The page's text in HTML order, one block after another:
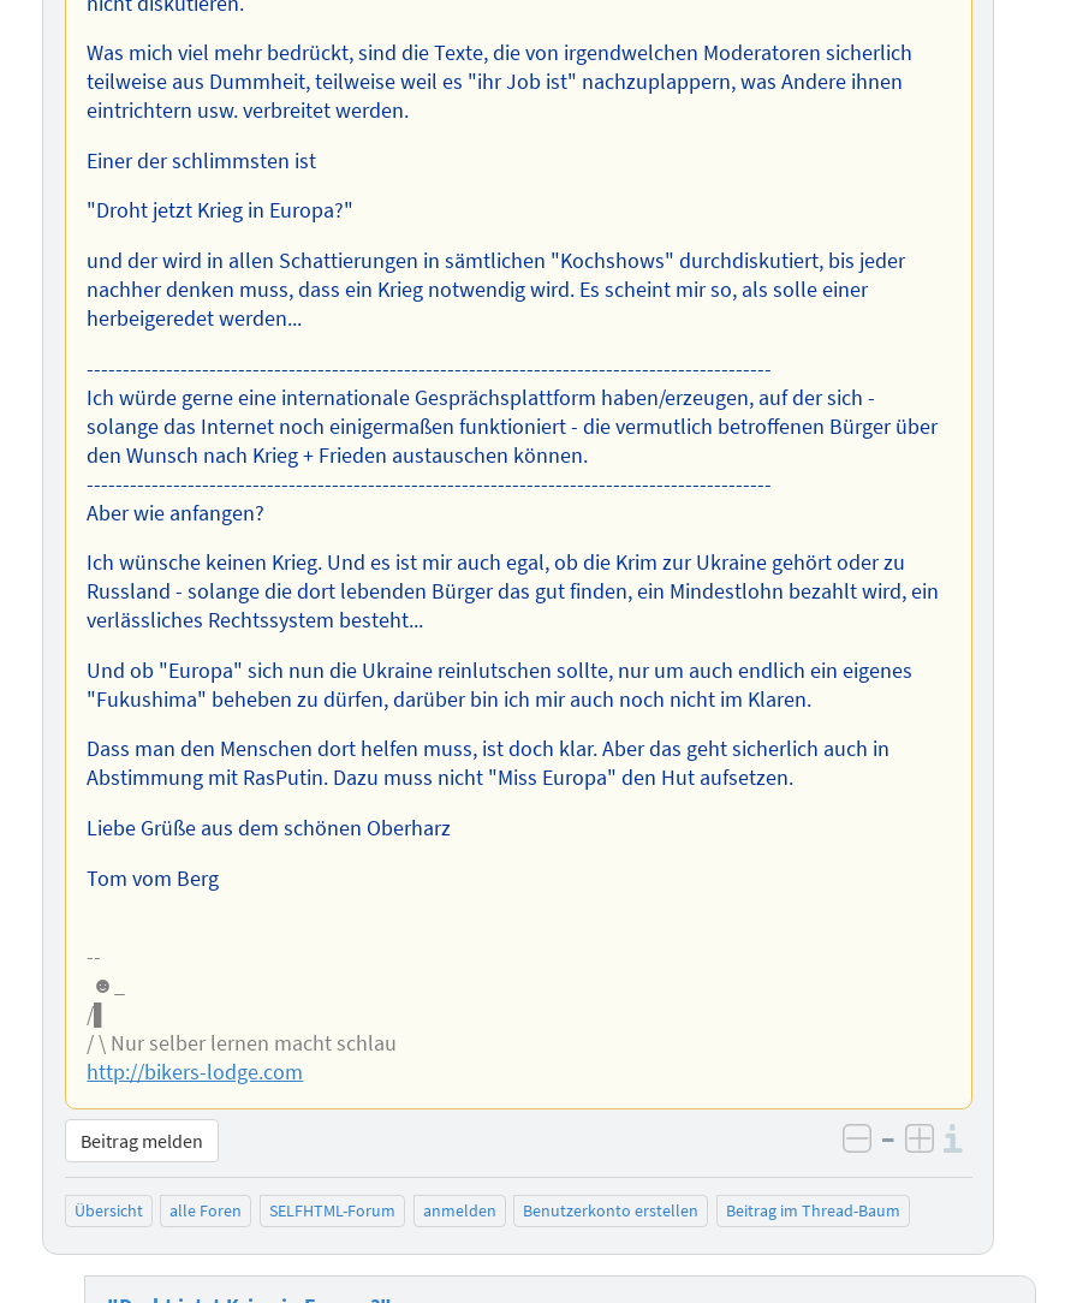
Was mich viel mehr bedrückt, sind die Texte, die von irgendwelchen Moderatoren sicherlich
teilweise aus Dummheit, teilweise weil es "ihr Job ist" nachzuplappern, was Andere ihnen
eintrichtern usw. verbreitet werden.
Einer der schlimmsten ist
"Droht jetzt Krieg in Europa?"
und der wird in allen Schattierungen in sämtlichen "Kochshows" durchdiskutiert, bis jeder
nachher denken muss, dass ein Krieg notwendig wird. Es scheint mir so, als solle einer
herbeigeredet werden...
-----------------------------------------------------------------------------------------------
Ich würde gerne eine internationale Gesprächsplattform haben/erzeugen, auf der sich -
solange das Internet noch einigermaßen funktioniert - die vermutlich betroffenen Bürger über
den Wunsch nach Krieg + Frieden austauschen können.
-----------------------------------------------------------------------------------------------
Aber wie anfangen?
Ich wünsche keinen Krieg. Und es ist mir auch egal, ob die Krim zur Ukraine gehört oder zu
Russland - solange die dort lebenden Bürger das gut finden, ein Mindestlohn bezahlt wird, ein
verlässliches Rechtssystem besteht...
Und ob "Europa" sich nun die Ukraine reinlutschen sollte, nur um auch endlich ein eigenes
"Fukushima" beheben zu dürfen, darüber bin ich mir auch noch nicht im Klaren.
Dass man den Menschen dort helfen muss, ist doch klar. Aber das geht sicherlich auch in
Abstimmung mit RasPutin. Dazu muss nicht "Miss Europa" den Hut aufsetzen.
Liebe Grüße aus dem schönen Oberharz
Tom vom Berg
--
☻_
/▌
/ \ Nur selber lernen macht schlau
http://bikers-lodge.com
Beitrag melden negativ bewerten
– positiv
Übersicht alle Foren SELFHTML-Forum anmelden Benutzerkonto erstellen Beitrag im Thread-Baum